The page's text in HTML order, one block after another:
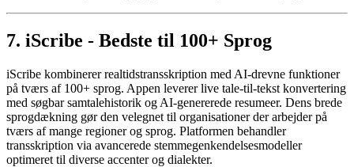
7. iScribe - Bedste til 100+ Sprog
iScribe kombinerer realtidstransskription med AI-drevne funktioner
på tværs af 100+ sprog. Appen leverer live tale-til-tekst konvertering
med søgbar samtalehistorik og AI-genererede resumeer. Dens brede
sprogdækning gør den velegnet til organisationer der arbejder på
tværs af mange regioner og sprog. Platformen behandler
transskription via avancerede stemmegenkendelsesmodeller
optimeret til diverse accenter og dialekter.